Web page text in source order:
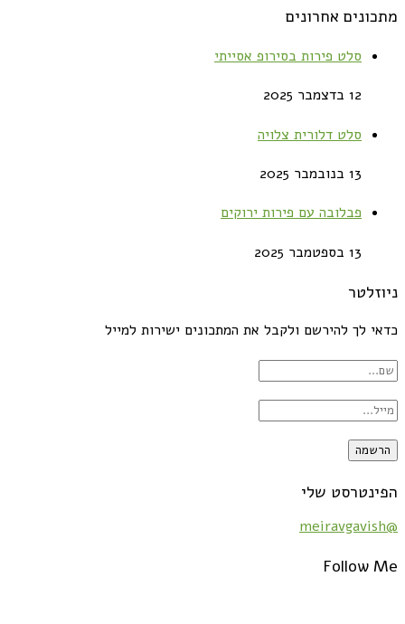
מתכונים אחרונים
סלט פירות בסירופ אסייתי
12 בדצמבר 2025
סלט דלורית צלויה
13 בנובמבר 2025
פבלובה עם פירות ירוקים
13 בספטמבר 2025
ניוזלטר
כדאי לך להירשם ולקבל את המתכונים ישירות למייל
הפינטרסט שלי
@meiravgavish
Follow Me